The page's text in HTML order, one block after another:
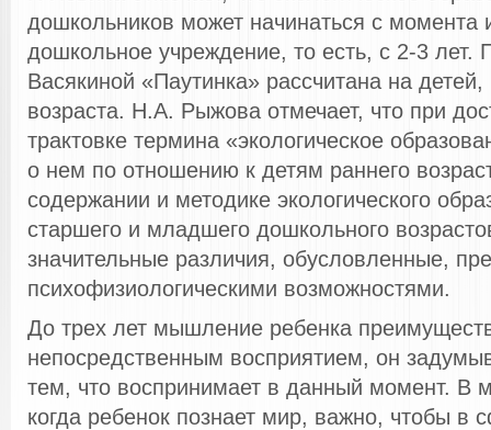
дошкольников может начинаться с момента
дошкольное учреждение, то есть, с 2-3
Васякиной «Паутинка» рассчитана на детей,
возраста. Н.А. Рыжова отмечает, что при
трактовке термина «экологическое
о нем по отношению к детям раннего
содержании и методике экологического
старшего и младшего дошкольного
значительные различия, обусловленные,
психофизиологическими возможностями.
До трех лет мышление ребенка
непосредственным восприятием, он
тем, что воспринимает в данный момент. В
когда ребенок познает мир, важно, чтобы в